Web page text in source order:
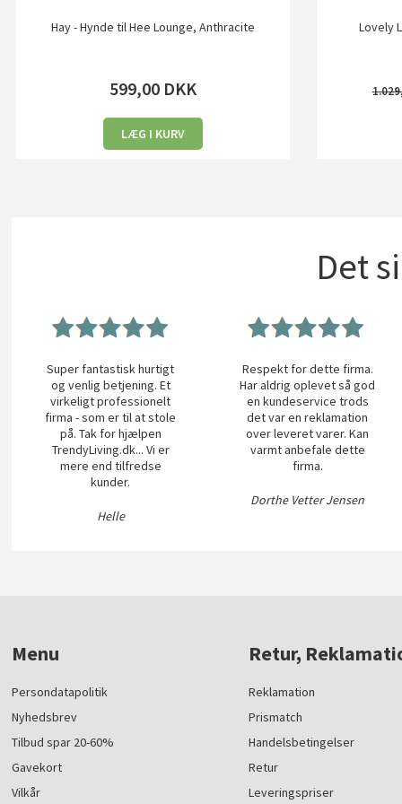
Hay - Hynde til Hee Lounge, Anthracite
599,00 DKK
LÆG I KURV
Lovely
Det
Super fantastisk hurtigt
og venlig betjening. Et
virkeligt professionelt
firma - som er til at stole
på. Tak for hjælpen
TrendyLiving.dk... Vi er
mere end tilfredse
kunder.
Helle
Respekt for dette firma.
Har aldrig oplevet så god
en kundeservice trods
det var en reklamation
over leveret varer. Kan
varmt anbefale dette
firma.
Dorthe Vetter Jensen
Menu
Persondatapolitik
Nyhedsbrev
Tilbud spar 20-60%
Gavekort
Vilkår
Retur,
Reklamation
Prismatch
Handelsbetingelser
Retur
Leveringspriser